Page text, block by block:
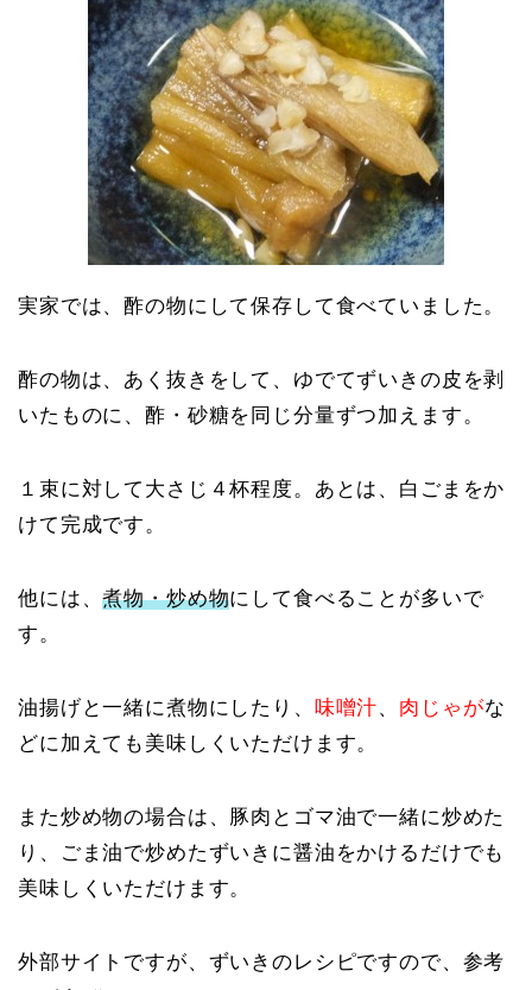
実家では、酢の物にして保存して食べていました。
酢の物は、あく抜きをして、ゆでてずいきの皮を剥
いたものに、酢・砂糖を同じ分量ずつ加えます。
１束に対して大さじ４杯程度。あとは、白ごまをか
けて完成です。
他には、煮物・炒め物にして食べることが多いで
す。
油揚げと一緒に煮物にしたり、 味噌汁、 肉じゃがな
どに加えても美味しくいただけます。
また炒め物の場合は、豚肉とゴマ油で一緒に炒めた
り、ごま油で炒めたずいきに醤油をかけるだけでも
美味しくいただけます。
外部サイトですが、ずいきのレシピですので、参考